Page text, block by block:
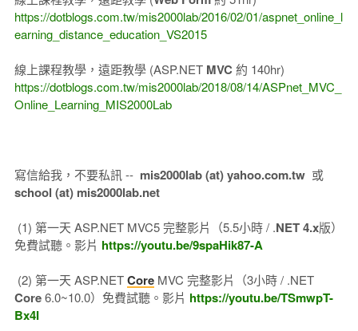
https://dotblogs.com.tw/mis2000lab/2016/02/01/aspnet_online_l
earning_distance_education_VS2015
線上課程教學，遠距教學 (ASP.NET MVC 約 140hr)
https://dotblogs.com.tw/mis2000lab/2018/08/14/ASPnet_MVC_
Online_Learning_MIS2000Lab
寫信給我，不要私訊 -- mis2000lab (at) yahoo.com.tw或
school (at) mis2000lab.net
(1) 第一天 ASP.NET MVC5 完整影片（5.5小時 / .NET 4.x版）
免費試聽。影片 https://youtu.be/9spaHik87-A
(2) 第一天 ASP.NETCoreMVC 完整影片（3小時 / .NET
Core6.0~10.0）免費試聽。影片 https://youtu.be/TSmwpT-
Bx4I